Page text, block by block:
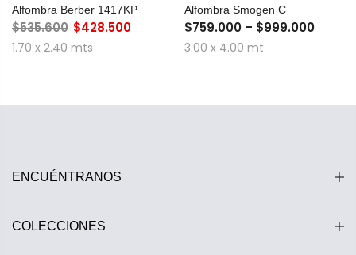
Alfombra Berber 1417KP
$535.600 $428.500
1.70 x 2.40 mts
Alfombra Smogen C
$759.000 – $999.000
3.00 x 4.00 mt
ENCUÉNTRANOS
COLECCIONES